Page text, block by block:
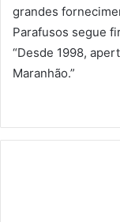
grandes
Parafusos segue
“Desde 1998,
Maranhão.”